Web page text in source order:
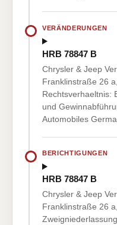
VERÄNDERUNGEN
HRB 78847 B
Chrysler & Jeep
Franklinstraße 26
Rechtsverhaeltnis:
und
Automobiles
BERICHTIGUNGEN
HRB 78847 B
Chrysler & Jeep
Franklinstraße 26